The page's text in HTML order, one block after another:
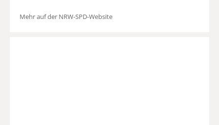
Mehr auf der NRW-SPD-Website